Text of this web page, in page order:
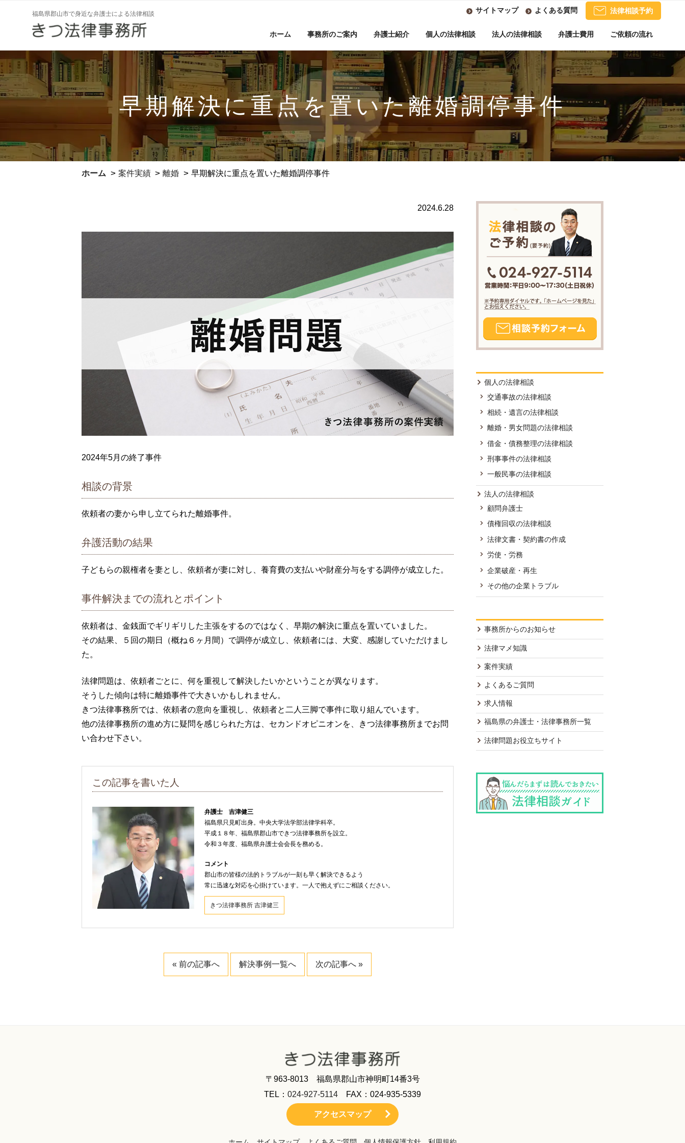
ン
ツ
へ
ス
福島県郡山市で身近な弁護士による法律相談 サイトマップ よくある質問 法律相談予約
ホーム 事務所のご案内 弁護士紹介 個人の法律相談 法人の法律相談 弁護士費用 ご依頼の流れ
早期解決に重点を置いた離婚調停事件
ホーム > 案件実績 > 離婚 > 早期解決に重点を置いた離婚調停事件
2024.6.28
2024年5月の終了事件
相談の背景
依頼者の妻から申し立てられた離婚事件。
弁護活動の結果
子どもらの親権者を妻とし、依頼者が妻に対し、養育費の支払いや財産分与をする調停が成立した。
事件解決までの流れとポイント
依頼者は、金銭面でギリギリした主張をするのではなく、早期の解決に重点を置いていました。
その結果、５回の期日（概ね６ヶ月間）で調停が成立し、依頼者には、大変、感謝していただけまし
た。
法律問題は、依頼者ごとに、何を重視して解決したいかということが異なります。
そうした傾向は特に離婚事件で大きいかもしれません。
きつ法律事務所では、依頼者の意向を重視し、依頼者と二人三脚で事件に取り組んでいます。
他の法律事務所の進め方に疑問を感じられた方は、セカンドオピニオンを、きつ法律事務所までお問
い合わせ下さい。
この記事を書いた人
弁護士 吉津健三
福島県只見町出身。中央大学法学部法律学科卒。
平成１８年、福島県郡山市できつ法律事務所を設立。
令和３年度、福島県弁護士会会長を務める。
コメント
郡山市の皆様の法的トラブルが一刻も早く解決できるよう
常に迅速な対応を心掛けています。一人で抱えずにご相談ください。
きつ法律事務所 吉津健三
« 前の記事へ 解決事例一覧へ 次の記事へ »
個人の法律相談
交通事故の法律相談
相続・遺言の法律相談
離婚・男女問題の法律相談
借金・債務整理の法律相談
刑事事件の法律相談
一般民事の法律相談
法人の法律相談
顧問弁護士
債権回収の法律相談
法律文書・契約書の作成
労使・労務
企業破産・再生
その他の企業トラブル
事務所からのお知らせ
法律マメ知識
案件実績
よくあるご質問
求人情報
福島県の弁護士・法律事務所一覧
法律問題お役立ちサイト
〒963-8013 福島県郡山市神明町14番3号
TEL： 024-927-5114 FAX：024-935-5339
アクセスマップ